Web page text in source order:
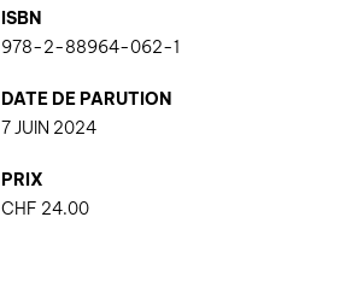
ISBN
978-2-88964-062-1
DATE DE PARUTION
7 JUIN 2024
PRIX
CHF 24.00